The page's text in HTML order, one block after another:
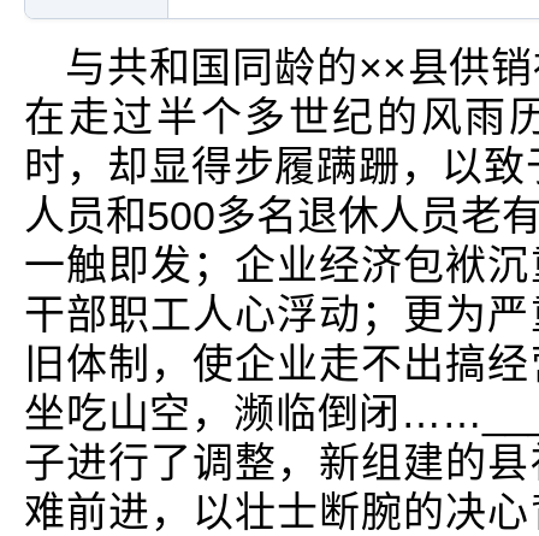
与共和国同龄的××县供
在走过半个多世纪的风雨
时，却显得步履蹒跚，以
人员和500多名退休人员老
一触即发；企业经济包袱
干部职工人心浮动；更为
旧体制，使企业走不出搞
坐吃山空，濒临倒闭
子进行了调整，新组建的
难前进，以壮士断腕的决